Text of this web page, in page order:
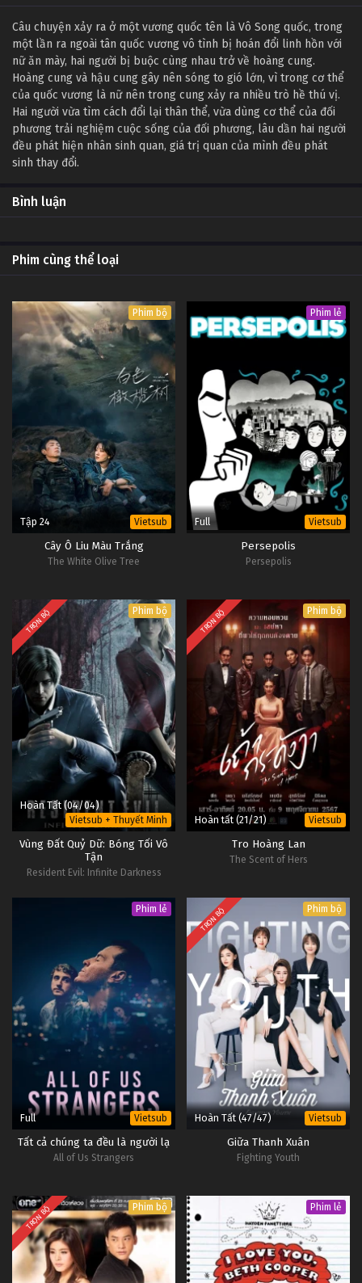
Câu chuyện xảy ra ở một vương quốc tên là Vô Song quốc, trong
một lần ra ngoài tân quốc vương vô tình bị hoán đổi linh hồn với
nữ ăn mày, hai người bị buộc cùng nhau trở về hoàng cung.
Hoàng cung và hậu cung gây nên sóng to gió lớn, vì trong cơ thể
của quốc vương là nữ nên trong cung xảy ra nhiều trò hề thú vị.
Hai người vừa tìm cách đổi lại thân thể, vừa dùng cơ thể của đối
phương trải nghiệm cuộc sống của đối phương, lâu dần hai người
đều phát hiện nhân sinh quan, giá trị quan của mình đều phát
sinh thay đổi.
Bình luận
Phim cùng thể loại
Phim bộ
Tập 24 Vietsub
Cây Ô Liu Màu Trắng
The White Olive Tree
Phim lẻ
Full Vietsub
Persepolis
Persepolis
TRỌN BỘ Phim bộ
Hoàn Tất (04/04)
Vietsub + Thuyết Minh
Vùng Đất Quỷ Dữ: Bóng Tối Vô
Tận
Resident Evil: Infinite Darkness
TRỌN BỘ Phim bộ
Hoàn tất (21/21) Vietsub
Tro Hoàng Lan
The Scent of Hers
Phim lẻ
Full Vietsub
Tất cả chúng ta đều là người lạ
All of Us Strangers
TRỌN BỘ Phim bộ
Hoàn Tất (47/47) Vietsub
Giữa Thanh Xuân
Fighting Youth
TRỌN BỘ Phim bộ Phim lẻ